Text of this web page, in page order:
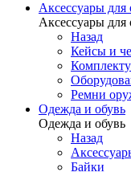
Аксессуары для
Аксессуары для
Назад
Кейсы и
Ремни
Одежда и обувь
Одежда и обувь
Назад
Байки